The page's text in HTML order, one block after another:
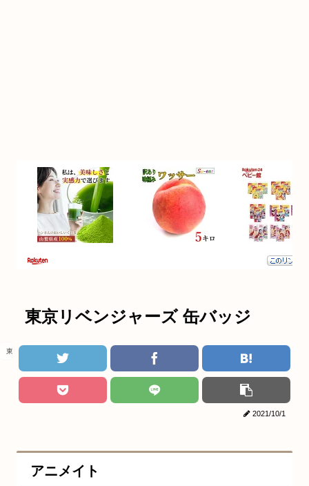
東京リベンジャーズ 缶バッジ
東京リベンジャーズ
2021/10/1
アニメイト